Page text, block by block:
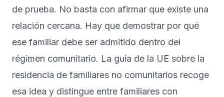
de prueba. No basta con afirmar que existe una
relación cercana. Hay que demostrar por qué
ese familiar debe ser admitido dentro del
régimen comunitario. La guía de la UE sobre la
residencia de familiares no comunitarios recoge
esa idea y distingue entre familiares con